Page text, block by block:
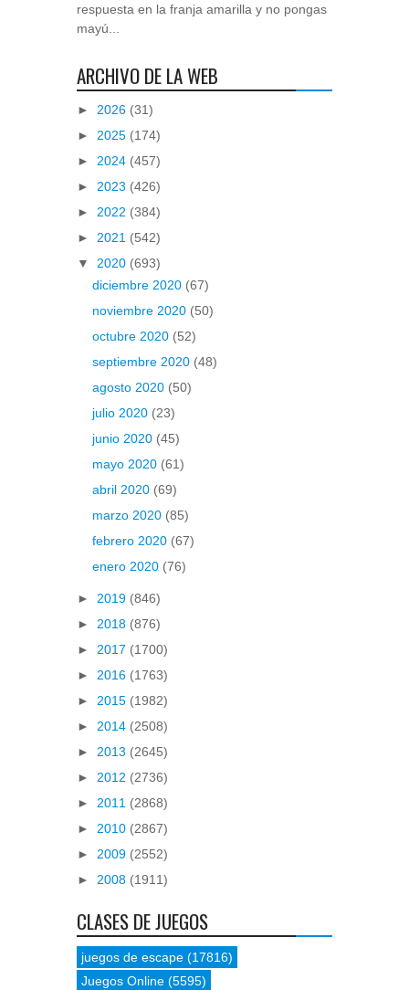
respuesta en la franja amarilla y no pongas
mayú...
ARCHIVO DE LA WEB
► 2026 (31)
► 2025 (174)
► 2024 (457)
► 2023 (426)
► 2022 (384)
► 2021 (542)
▼ 2020 (693)
diciembre 2020 (67)
noviembre 2020 (50)
octubre 2020 (52)
septiembre 2020 (48)
agosto 2020 (50)
julio 2020 (23)
junio 2020 (45)
mayo 2020 (61)
abril 2020 (69)
marzo 2020 (85)
febrero 2020 (67)
enero 2020 (76)
► 2019 (846)
► 2018 (876)
► 2017 (1700)
► 2016 (1763)
► 2015 (1982)
► 2014 (2508)
► 2013 (2645)
► 2012 (2736)
► 2011 (2868)
► 2010 (2867)
► 2009 (2552)
► 2008 (1911)
CLASES DE JUEGOS
juegos de escape (17816)
Juegos Online (5595)